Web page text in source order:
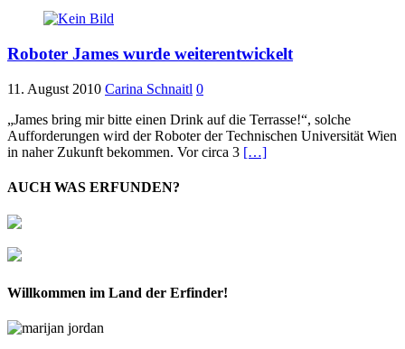
Roboter James wurde weiterentwickelt
11. August 2010 Carina Schnaitl 0
„James bring mir bitte einen Drink auf die Terrasse!“, solche
Aufforderungen wird der Roboter der Technischen Universität Wien
in naher Zukunft bekommen. Vor circa 3 […]
AUCH WAS ERFUNDEN?
Willkommen im Land der Erfinder!